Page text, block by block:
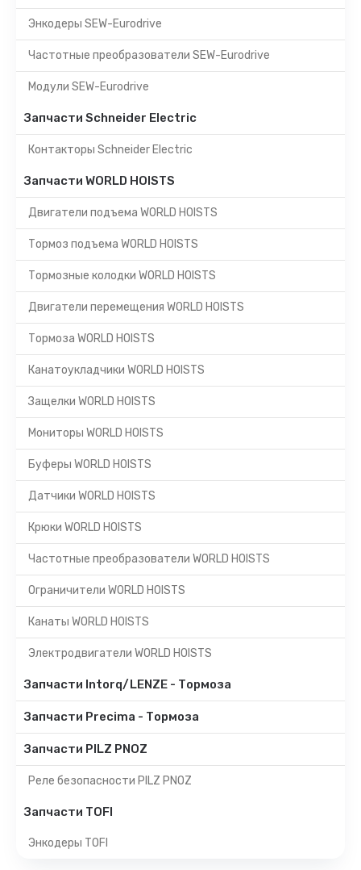
Энкодеры SEW-Eurodrive
Частотные преобразователи SEW-Eurodrive
Модули SEW-Eurodrive
Запчасти Schneider Electric
Контакторы Schneider Electric
Запчасти WORLD HOISTS
Двигатели подъема WORLD HOISTS
Тормоз подъема WORLD HOISTS
Тормозные колодки WORLD HOISTS
Двигатели перемещения WORLD HOISTS
Тормоза WORLD HOISTS
Канатоукладчики WORLD HOISTS
Защелки WORLD HOISTS
Мониторы WORLD HOISTS
Буферы WORLD HOISTS
Датчики WORLD HOISTS
Крюки WORLD HOISTS
Частотные преобразователи WORLD HOISTS
Ограничители WORLD HOISTS
Канаты WORLD HOISTS
Электродвигатели WORLD HOISTS
Запчасти Intorq/LENZE - Тормоза
Запчасти Precima - Тормоза
Запчасти PILZ PNOZ
Реле безопасности PILZ PNOZ
Запчасти TOFI
Энкодеры TOFI